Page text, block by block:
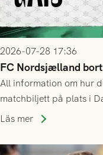
2026-07-28 17:36
FC Nordsjælland
All information om hur
matchbiljett på plats i
som står på reservlista
Läs mer